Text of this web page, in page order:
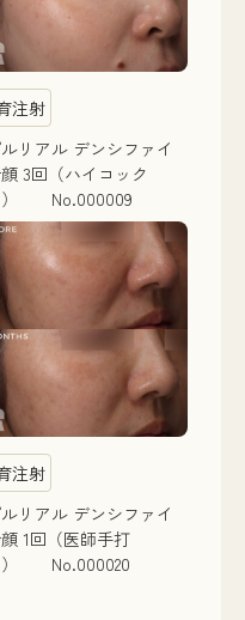
注射
リアル デンシファイ
3回（ハイコック
） No.000009
注射
リアル デンシファイ
1回（医師手打
） No.000020